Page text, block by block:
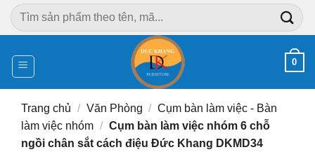
Chuyển
đến
dung
Tìm
kiếm:
0
Trang chủ / Văn Phòng / Cụm bàn làm việc - Bàn
làm việc nhóm / Cụm bàn làm việc nhóm 6 chỗ
ngồi chân sắt cách điệu Đức Khang DKMD34